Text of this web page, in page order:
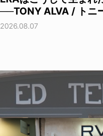
──TONY ALVA / トニ
2026.08.07